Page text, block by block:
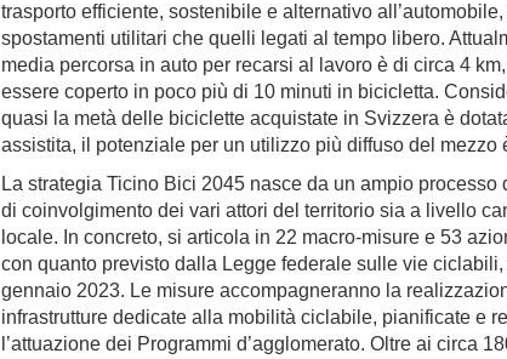
trasporto efficiente, sostenibile e alternativo
spostamenti utilitari che quelli legati al tempo libero.
media percorsa in auto per recarsi al lavoro è di circa 4
essere coperto in poco più di 10 minuti in bicicletta.
quasi la metà delle biciclette acquistate in Svizzera è
assistita, il potenziale per un utilizzo più diffuso del mezzo
La strategia Ticino Bici 2045 nasce da un ampio processo
di coinvolgimento dei vari attori del territorio sia a livello
locale. In concreto, si articola in 22 macro-misure e 53
con quanto previsto dalla Legge federale sulle vie ciclabili,
gennaio 2023. Le misure accompagneranno la
infrastrutture dedicate alla mobilità ciclabile, pianificate e
l’attuazione dei Programmi d’agglomerato. Oltre ai circa